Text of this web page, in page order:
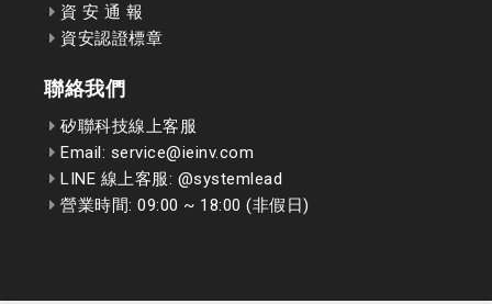
資 安 通 報
資安認證標章
聯絡我們
矽聯科技線上客服
Email: service@ieinv.com
LINE 線上客服: @systemlead
營業時間: 09:00 ~ 18:00 (非假日)